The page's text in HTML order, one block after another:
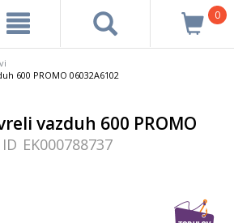
0
600 PROMO 06032A6102
vazduh 600 PROMO
ID EK000788737